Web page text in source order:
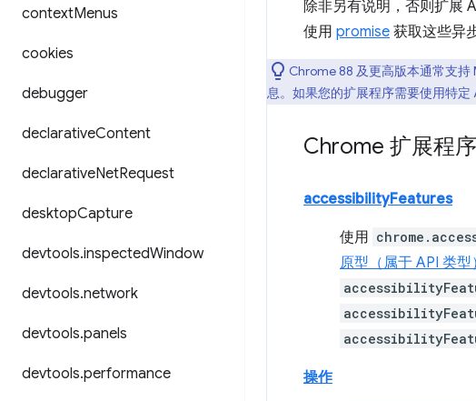
contextMenus
cookies
debugger
declarativeContent
declarativeNetRequest
desktopCapture
devtools.inspectedWindow
devtools.network
devtools.panels
devtools.performance
除非另有说明，否则扩展
使用 promise 获取这些异
Chrome 88 及更高版本通常支
息。如果您的扩展程序需要使用特定
Chrome 扩展程
accessibilityFeatures
使用
原型（属于 API 类型）
操作